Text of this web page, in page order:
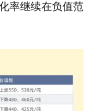
率继续在负值范